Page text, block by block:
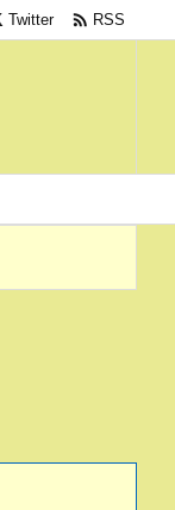
Twitter  RSS